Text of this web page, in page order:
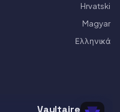
Vaultaire
Hrvatski
Magyar
Ελληνικά